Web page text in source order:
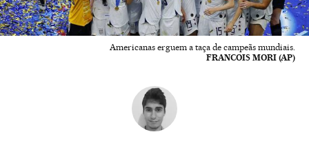
Americanas erguem a taça de campeãs mundiais.
FRANCOIS MORI (AP)